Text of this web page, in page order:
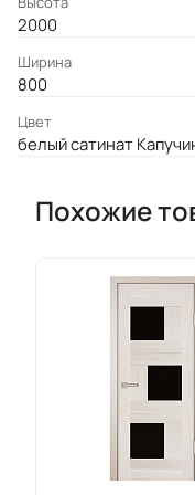
2000
Ширина
800
Цвет
белый сатинат
Похожие